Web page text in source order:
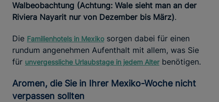
Walbeobachtung (Achtung: Wale sieht man an der
Riviera Nayarit nur von Dezember bis März).
Die Familienhotels in Mexiko sorgen dabei für einen
rundum angenehmen Aufenthalt mit allem, was Sie
für unvergessliche Urlaubstage in jedem Alterbenötigen.
Aromen, die Sie in Ihrer Mexiko-Woche nicht
verpassen sollten